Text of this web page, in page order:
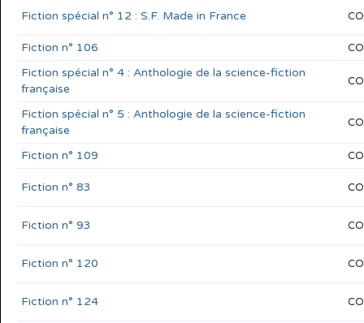
Fiction spécial n° 12 : S.F. Made in France
Fiction n° 106
Fiction spécial n° 4 : Anthologie de la science-fiction
française
Fiction spécial n° 5 : Anthologie de la science-fiction
française
Fiction n° 109
Fiction n° 83
Fiction n° 93
Fiction n° 120
Fiction n° 124